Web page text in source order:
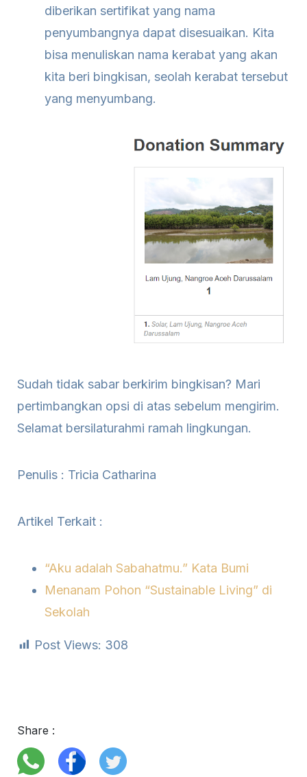
diberikan sertifikat yang nama
penyumbangnya dapat disesuaikan. Kita
bisa menuliskan nama kerabat yang akan
kita beri bingkisan, seolah kerabat tersebut
yang menyumbang.
Sudah tidak sabar berkirim bingkisan? Mari
pertimbangkan opsi di atas sebelum mengirim.
Selamat bersilaturahmi ramah lingkungan.
Penulis : Tricia Catharina
Artikel Terkait :
“Aku adalah Sabahatmu.” Kata Bumi
Menanam Pohon “Sustainable Living” di
Sekolah
Post Views: 308
Share :